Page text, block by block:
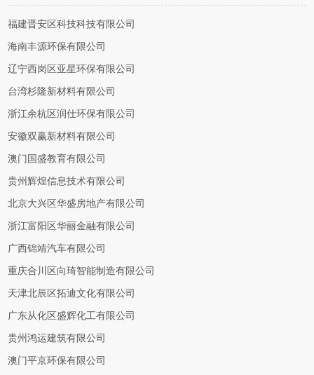
福建晋安区科技科技有限公司
海南丰源环保有限公司
辽宁西岗区亚星环保有限公司
台湾杉隆新材料有限公司
浙江余杭区润仕环保有限公司
安徽双赢新材料有限公司
澳门国盛教育有限公司
贵州辉煌信息技术有限公司
北京大兴区华盛房地产有限公司
浙江富阳区华丽金融有限公司
广西锦靖汽车有限公司
重庆合川区向琦智能制造有限公司
天津北辰区拓迪文化有限公司
广东从化区盛辉化工有限公司
贵州鸿运建筑有限公司
澳门平京环保有限公司